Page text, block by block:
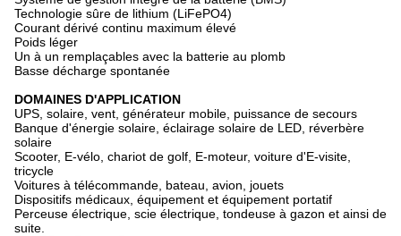
Technologie sûre de lithium (LiFePO4)
Courant dérivé continu maximum élevé
Poids léger
Un à un remplaçables avec la batterie au plomb
Basse décharge spontanée
DOMAINES D'APPLICATION
UPS, solaire, vent, générateur mobile, puissance de secours
Banque d'énergie solaire, éclairage solaire de LED, réverbère
solaire
Scooter, E-vélo, chariot de golf, E-moteur, voiture d'E-visite,
tricycle
Voitures à télécommande, bateau, avion, jouets
Dispositifs médicaux, équipement et équipement portatif
Perceuse électrique, scie électrique, tondeuse à gazon et ainsi de
suite.